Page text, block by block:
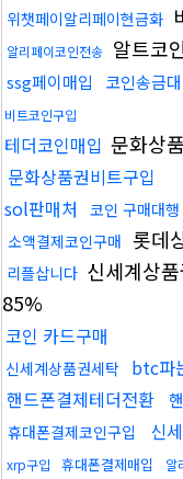
위챗페이알리페이현금화
알리페이코인전송 알트코
ssg페이매입 코인송금
비트코인구입
테더코인매입 문화상
문화상품권비트구입
sol판매처
코인 구매대
소액결제코인구매 롯데
리플삽니다 신세계상
85%
코인 카드구매
신세계상품권세탁 btc파
핸드폰결제테더전환
휴대폰결제코인구입 신
xrp구입 휴대폰결제매입 알